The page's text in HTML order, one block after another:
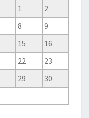
1
2
8
9
15
16
22
23
29
30